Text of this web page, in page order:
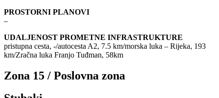
PROSTORNI PLANOVI
–
UDALJENOST PROMETNE INFRASTRUKTURE
pristupna cesta, -/autocesta A2, 7.5 km/morska luka – Rijeka, 193
km/Zračna luka Franjo Tuđman, 58km
Zona 15 / Poslovna zona